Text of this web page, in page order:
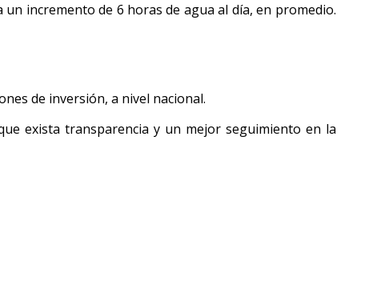
incremento de 6 horas de agua al día, en promedio.
de inversión, a nivel nacional.
exista transparencia y un mejor seguimiento en la